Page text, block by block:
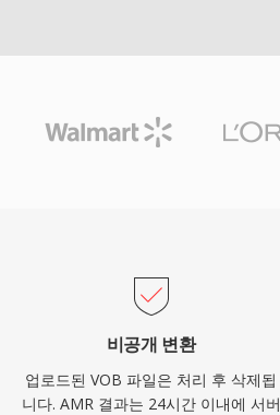
비공개 변환
업로드된 VOB 파일은 처리 후 삭제됩
니다. AMR 결과는 24시간 이내에 서버